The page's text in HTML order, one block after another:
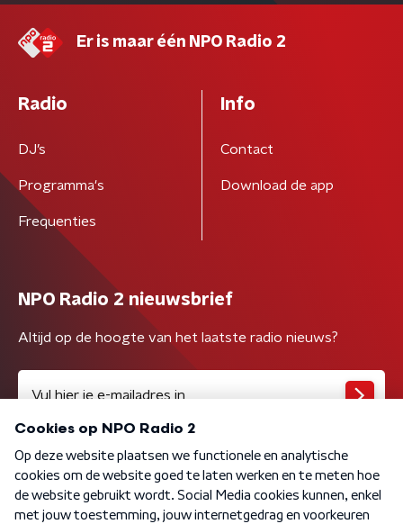
Er is maar één NPO Radio 2
Radio
DJ’s
Programma's
Frequenties
Info
Contact
Download de app
NPO Radio 2 nieuwsbrief
Altijd op de hoogte van het laatste radio nieuws?
Algemene voorwaarden